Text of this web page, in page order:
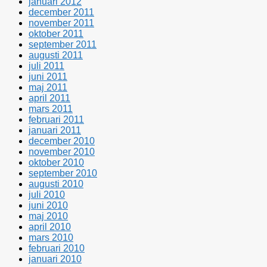
december 2011
november 2011
oktober 2011
september 2011
augusti 2011
juli 2011
juni 2011
maj 2011
april 2011
mars 2011
februari 2011
januari 2011
december 2010
november 2010
oktober 2010
september 2010
augusti 2010
juli 2010
juni 2010
maj 2010
april 2010
mars 2010
februari 2010
januari 2010